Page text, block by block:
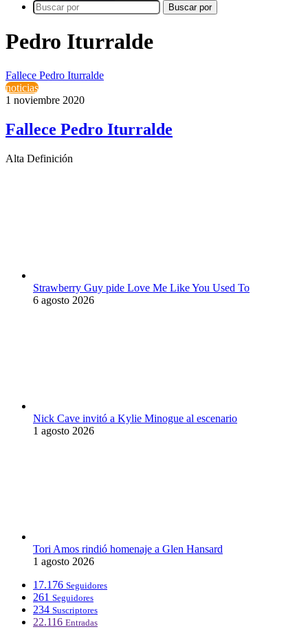
Buscar por
Pedro Iturralde
Fallece Pedro Iturralde
noticias
1 noviembre 2020
Fallece Pedro Iturralde
Alta Definición
Strawberry Guy pide Love Me Like You Used To
6 agosto 2026
Nick Cave invitó a Kylie Minogue al escenario
1 agosto 2026
Tori Amos rindió homenaje a Glen Hansard
1 agosto 2026
17.176 Seguidores
261 Seguidores
234 Suscriptores
22.116 Entradas